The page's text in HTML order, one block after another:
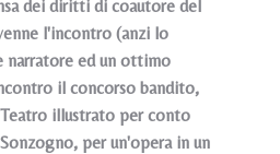
dei diritti di coautore del
l'incontro (anzi lo
narratore ed un ottimo
il concorso bandito,
illustrato per conto
per un'opera in un